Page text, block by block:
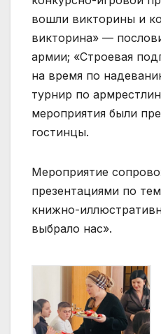
вошли викторины и
викторина» —
армии; «Строевая
на время по
турнир по
мероприятия были
гостинцы.
Мероприятие
презентациями по
книжно-
выбрало нас».